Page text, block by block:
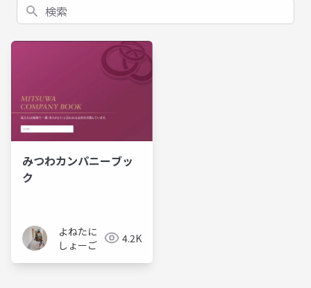
検索
みつわカンパニーブッ
ク
よねたに
しょーご
4.2K